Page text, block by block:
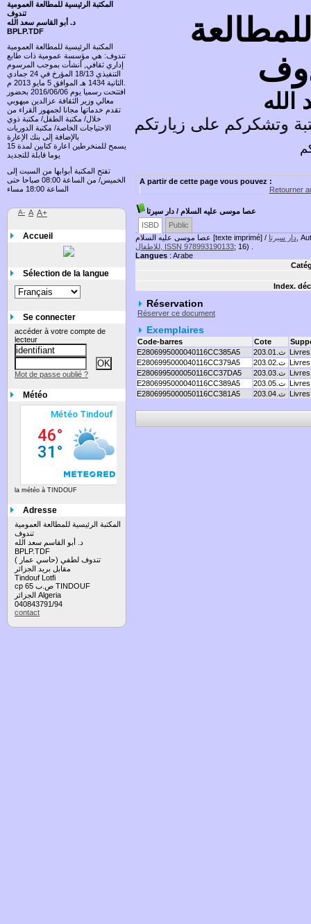
وتشكركم على زيارتكم وتسعد باقتراحاتكم
A partir de cette page vous pouvez :
Retourner
عصا موسى عليه السلام / دار سيرتا
ISBD
Public
عصا موسى عليه السلام [texte imprimé] / دار سيرتا ,
للاطفال, ISSN 978993190133; 16) .
Langues : Arabe
Index.
Réservation
Réserver ce document
Exemplaires
Code-barres Cote
E2806995000040116CC385A5
203.ث.01
E2806995000040116CC379A5
203.ث.02
E2806995000050116CC37DA5
203.ث.03
E2806995000040116CC389A5
203.ث.05
E2806995000050116CC381A5
203.ث.04
المكتبة الرئيسية للمطالعة العمومية
تندوف
د. أبو القاسم سعد الله
BPLP.TDF
المكتبة الرئيسية للمطالعة العمومية
تندوف: هي مؤسسة عمومية ذات طابع
إداري ثقافي, أنشأت بموجب المرسوم
التنفيذي 18/13 المؤرخ في 24 جمادي
افتتحت رسميا يوم 2016/06/06 بحضور
معالي وزير الثقافة عزالدين ميهوبي
تقدم خدماتها مجانا لجمهور القراء من
خلال/ مكتبة الطفل/ مكتبة ذوي
الاحتياجات الخاصة/ مكتبة الدوريات
بالإضافة إلى بنك الإعارة
يسمح للمنخرطين اعارة كتابين لمدة 15
يوما قابلة للتجديد
تفتح المكتبة أبوابها من السبت إلى
الخميس/ من الساعة 08:00 صباحا حتى
الساعة 18:00 مساء
A- A A+
Accueil
Sélection de la langue
Se connecter
accéder à votre compte de
lecteur
Mot de passe oublié ?
Météo
la météo à TINDOUF
Adresse
المكتبة الرئيسية للمطالعة العمومية
تندوف
د. أبو القاسم سعد الله
BPLP.TDF
تندوف لطفي (حاسي عمار )
مقابل بريد الجزائر
Tindouf Lotfi
cp 65 ص.ب TINDOUF
الجزائر Algeria
040843791/94
contact